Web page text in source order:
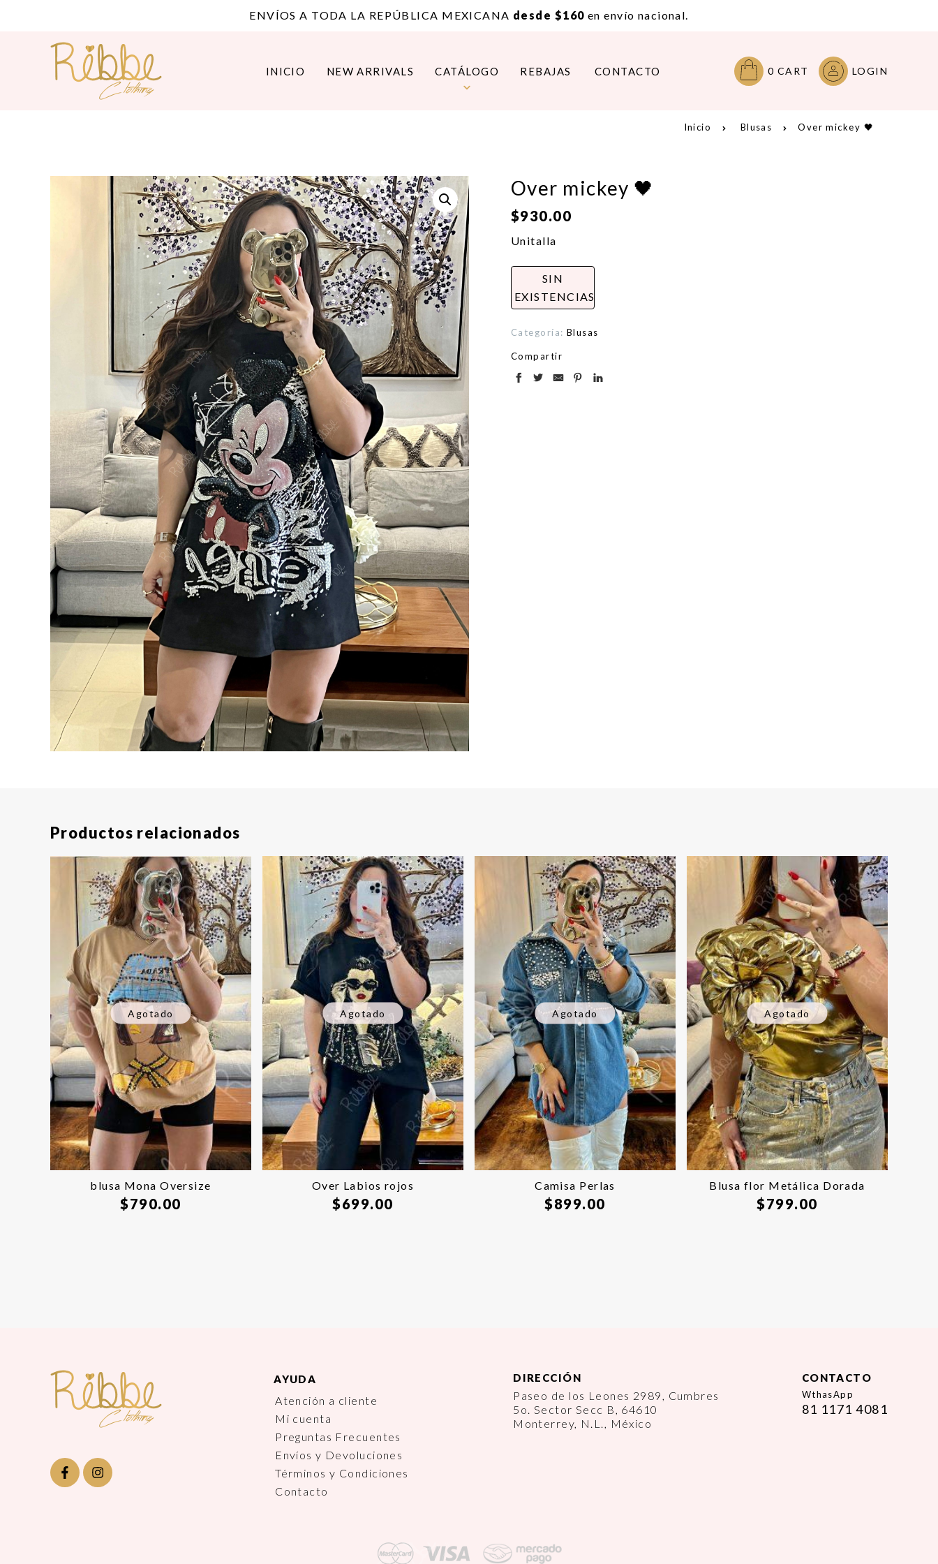
ENVÍOS A TODA LA REPÚBLICA MEXICANA desde $160 en envío nacional.
INICIO NEW ARRIVALS CATÁLOGO REBAJAS CONTACTO 0 CART LOGIN
Inicio Blusas Over mickey 🖤
Over mickey 🖤
$930.00
Unitalla
SIN
EXISTENCIAS
Categoría: Blusas
Compartir
Productos relacionados
Agotado
blusa Mona Oversize
$790.00
Agotado
Over Labios rojos
$699.00
Agotado
Camisa Perlas
$899.00
Agotado
Blusa flor Metálica Dorada
$799.00
AYUDA
Atención a cliente
Mi cuenta
Preguntas Frecuentes
Envíos y Devoluciones
Términos y Condiciones
Contacto
DIRECCIÓN
Paseo de los Leones 2989, Cumbres
5o. Sector Secc B, 64610
Monterrey, N.L., México
CONTACTO
WthasApp
81 1171 4081